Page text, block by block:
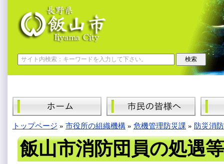
トップページ » 市役所の組織機構 » 危機管理防災課 » 防災消
飯山市消防団員の処遇